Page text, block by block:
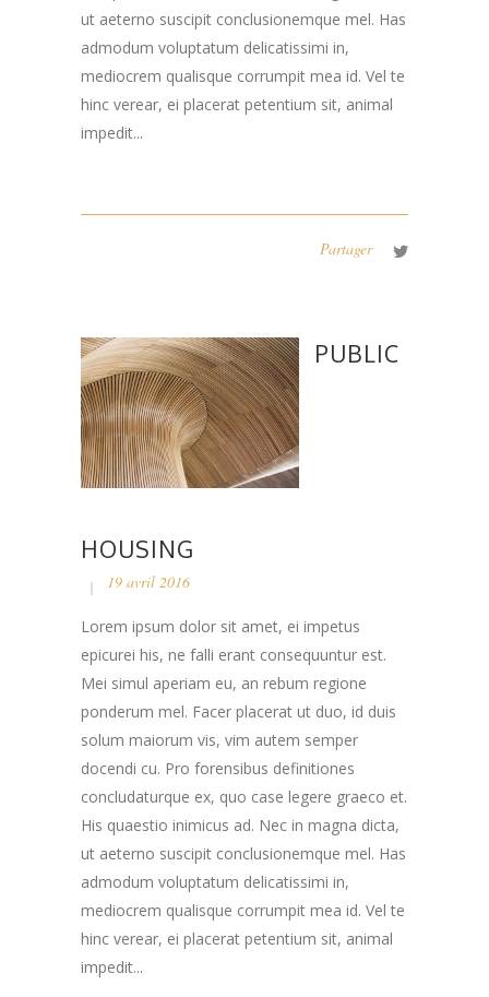
ut aeterno suscipit conclusionemque mel. Has
admodum voluptatum delicatissimi in,
mediocrem qualisque corrumpit mea id. Vel te
hinc verear, ei placerat petentium sit, animal
impedit...
Partager
PUBLIC
HOUSING
19 avril 2016
Lorem ipsum dolor sit amet, ei impetus
epicurei his, ne falli erant consequuntur est.
Mei simul aperiam eu, an rebum regione
ponderum mel. Facer placerat ut duo, id duis
solum maiorum vis, vim autem semper
docendi cu. Pro forensibus definitiones
concludaturque ex, quo case legere graeco et.
His quaestio inimicus ad. Nec in magna dicta,
ut aeterno suscipit conclusionemque mel. Has
admodum voluptatum delicatissimi in,
mediocrem qualisque corrumpit mea id. Vel te
hinc verear, ei placerat petentium sit, animal
impedit...